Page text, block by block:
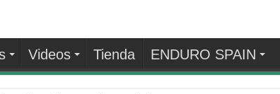
Videos Tienda ENDURO SPAIN